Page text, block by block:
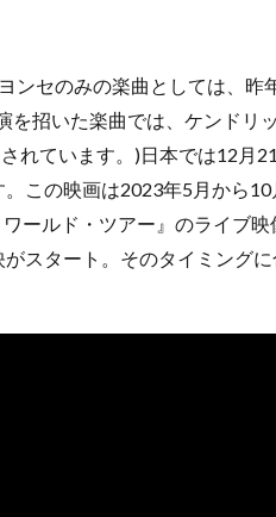
ンセのみの楽曲としては、昨
を招いた楽曲では、ケンドリ
れています。)日本では12月
。この映画は2023年5月から
ールド・ツアー』のライブ映
スタート。そのタイミング